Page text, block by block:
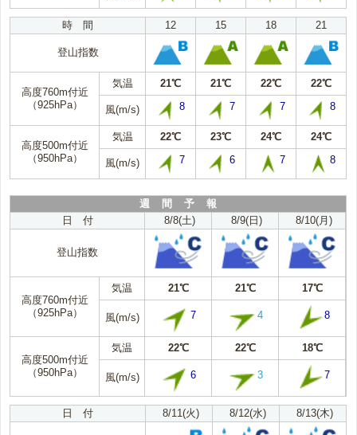
時 間 12 15 18 21
登山指数
高度760m付近
（925hPa）
気温 21℃ 21℃ 22℃ 22℃
風(m/s) 8 7 7 8
高度500m付近
（950hPa）
気温 22℃ 23℃ 24℃ 24℃
風(m/s) 7 6 7 8
週 間 予 報
日 付
8/8(土) 8/9(日) 8/10(月)
登山指数
高度760m付近
（925hPa）
気温 21℃ 21℃ 17℃
風(m/s) 7 4 8
高度500m付近
（950hPa）
気温 22℃ 22℃ 18℃
風(m/s) 6 3 7
日 付 8/11(火) 8/12(水) 8/13(木)